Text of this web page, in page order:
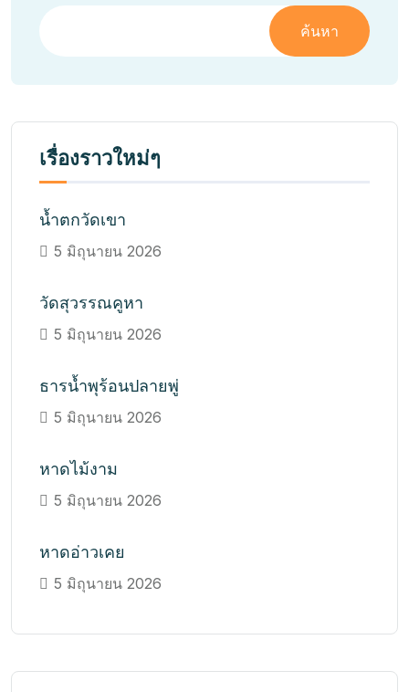
ค้นหา
เรื่องราวใหม่ๆ
น้ำตกวัดเขา
5 มิถุนายน 2026
วัดสุวรรณคูหา
5 มิถุนายน 2026
ธารน้ำพุร้อนปลายพู่
5 มิถุนายน 2026
หาดไม้งาม
5 มิถุนายน 2026
หาดอ่าวเคย
5 มิถุนายน 2026